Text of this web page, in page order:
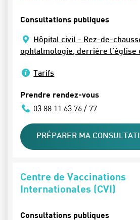
Consultations publiques
Hôpital civil - Rez-de-
ophtalmologie, derrière l'église
Tarifs
Prendre rendez-vous
03 88 11 63 76 / 77
PRÉPARER MA
Centre de Vaccinations
Internationales (CVI)
Consultations publiques